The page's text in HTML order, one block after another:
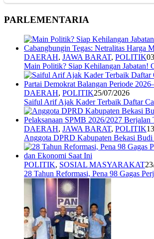
PARLEMENTARIA
DAERAH, JAWA BARAT, POLITIK
Main Politik? Siap Kehilangan Jabatan!
DAERAH, POLITIK25/07/2026
Saiful Arif Ajak Kader Terbaik Daftar
DAERAH, JAWA BARAT, POLITIK
Anggota DPRD Kabupaten Bekasi
POLITIK, SOSIAL MASYARAKAT
28 Tahun Reformasi, Pena 98 Gagas